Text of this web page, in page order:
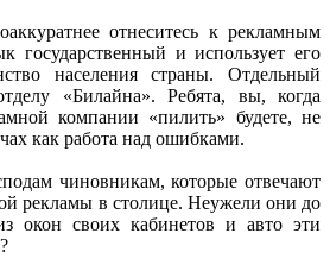
отнеситесь к рекламным
государственный и использует его
населения страны. Отдельный
«Билайна». Ребята, вы, когда
компании «пилить» будете, не
как работа над ошибками.
чиновникам, которые отвечают
рекламы в столице. Неужели они до
окон своих кабинетов и авто эти